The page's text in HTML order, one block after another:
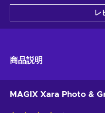
レ
商品説明
MAGIX Xara Photo &